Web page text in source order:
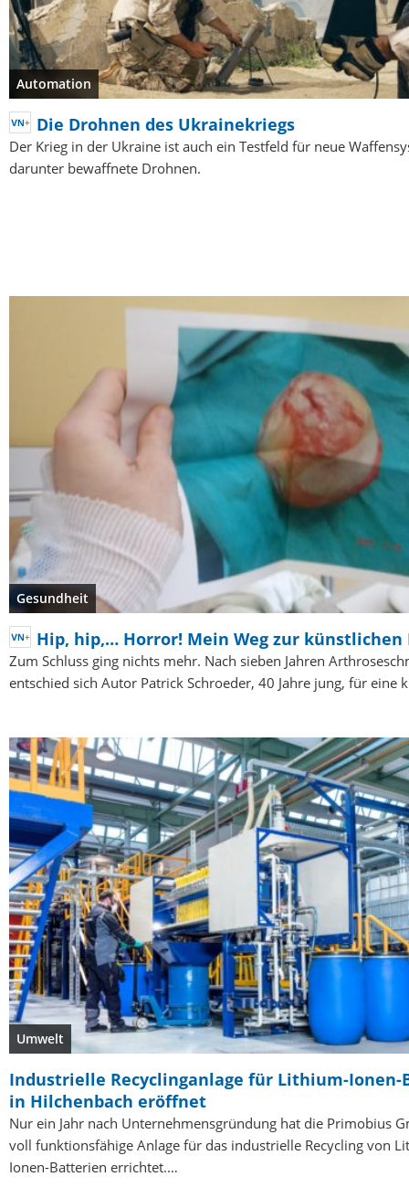
Automation
Die Drohnen des Ukrainekriegs
Der Krieg in der Ukraine ist auch ein Testfeld für neue
darunter bewaffnete Drohnen.
Gesundheit
Hip, hip,… Horror! Mein Weg zur künstlichen
Zum Schluss ging nichts mehr. Nach sieben Jahren
entschied sich Autor Patrick Schroeder, 40 Jahre jung, für eine
Umwelt
Industrielle Recyclinganlage für Lithium-
in Hilchenbach eröffnet
Nur ein Jahr nach Unternehmensgründung hat die Primobius
voll funktionsfähige Anlage für das industrielle Recycling von
Ionen-Batterien errichtet.…